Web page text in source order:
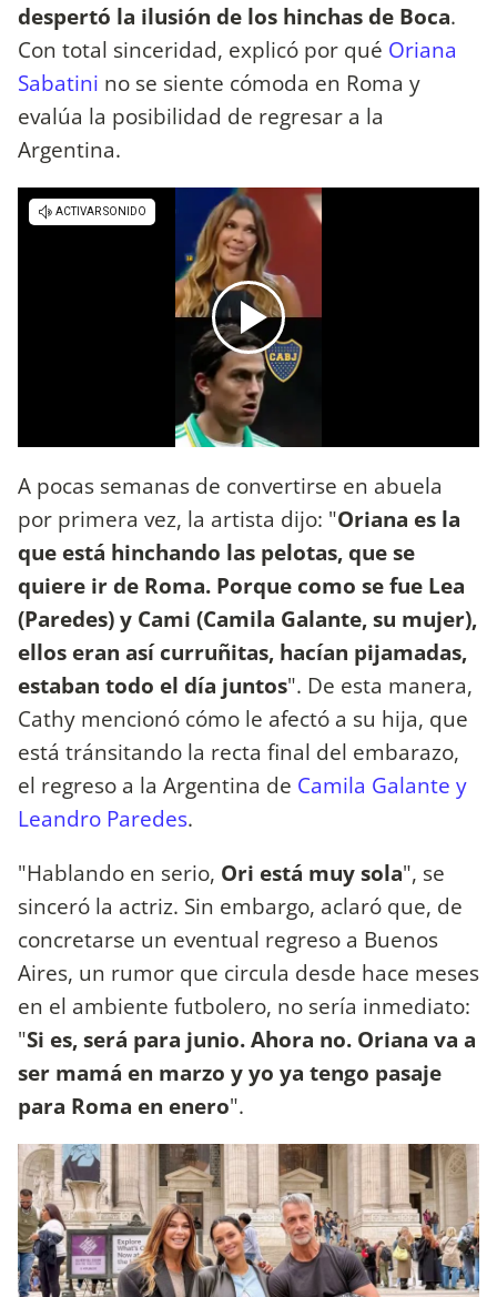
despertó la ilusión de los hinchas de Boca.
Con total sinceridad, explicó por qué Oriana
Sabatini no se siente cómoda en Roma y
evalúa la posibilidad de regresar a la
Argentina.
A pocas semanas de convertirse en abuela
por primera vez, la artista dijo: "Oriana es la
que está hinchando las pelotas, que se
quiere ir de Roma. Porque como se fue Lea
(Paredes) y Cami (Camila Galante, su mujer),
ellos eran así curruñitas, hacían pijamadas,
estaban todo el día juntos". De esta manera,
Cathy mencionó cómo le afectó a su hija, que
está tránsitando la recta final del embarazo,
el regreso a la Argentina de Camila Galante y
Leandro Paredes.
"Hablando en serio, Ori está muy sola", se
sinceró la actriz. Sin embargo, aclaró que, de
concretarse un eventual regreso a Buenos
Aires, un rumor que circula desde hace meses
en el ambiente futbolero, no sería inmediato:
"Si es, será para junio. Ahora no. Oriana va a
ser mamá en marzo y yo ya tengo pasaje
para Roma en enero".